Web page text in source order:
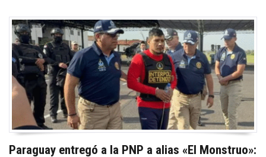
Paraguay entregó a la PNP a alias «El Monstruo»: